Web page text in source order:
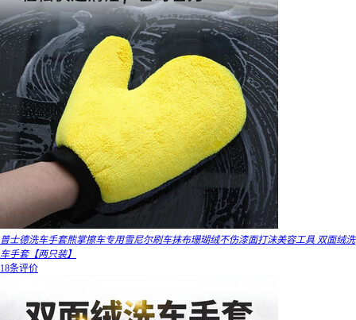
普士德洗车手套熊掌擦车专用雪尼尔刷车抹布珊瑚绒不伤漆面打沫美容工具 双面绒洗
车手套【两只装】
18条评价